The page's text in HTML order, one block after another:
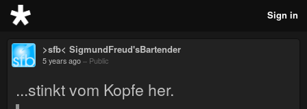
Sign in
>sfb< SigmundFreud'sBartender
5 years ago – Public
...stinkt vom Kopfe her.